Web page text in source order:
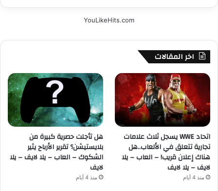
YouLikeHits.com
اخر المقالات
اتحاد WWE يسجل ثلاث علامات
تجارية تتعلق في الألعاب..هل
هناك إعلان قريب! – العاب – يلا
لايف – يلا لايف
منذ 4 أيام
هل تأجلت حصرية كبيرة من
بلايستيشن؟ تقرير الأرباح يثير
الشكوك – العاب – يلا لايف – يلا
لايف
منذ 4 أيام